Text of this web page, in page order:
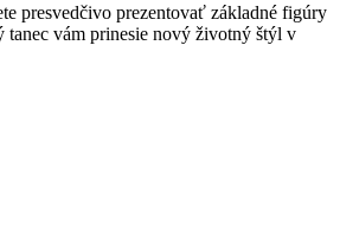
presvedčivo prezentovať základné figúry
tanec vám prinesie nový životný štýl v